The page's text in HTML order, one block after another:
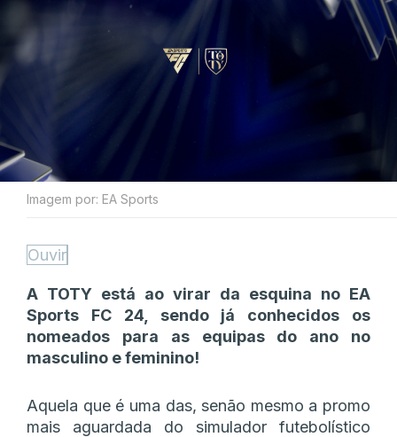
Imagem por: EA Sports
Ouvir
A TOTY está ao virar da esquina no EA
Sports FC 24, sendo já conhecidos os
nomeados para as equipas do ano no
masculino e feminino!
Aquela que é uma das, senão mesmo a promo
mais aguardada do simulador futebolístico